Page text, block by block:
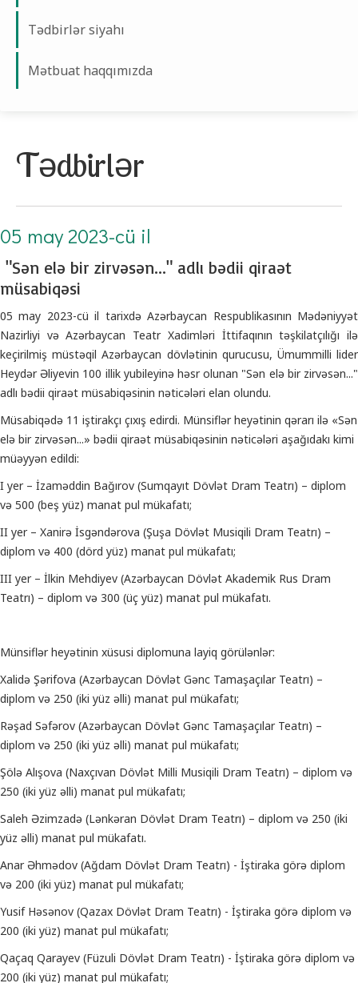
Tədbirlər siyahı
Mətbuat haqqımızda
Tədbirlər
05 may 2023-cü il
"Sən elə bir zirvəsən..." adlı bədii qiraət
müsabiqəsi
05 may 2023-cü il tarixdə Azərbaycan Respublikasının Mədəniyyət
Nazirliyi və Azərbaycan Teatr Xadimləri İttifaqının təşkilatçılığı ilə
keçirilmiş müstəqil Azərbaycan dövlətinin qurucusu, Ümummilli lider
Heydər Əliyevin 100 illik yubileyinə həsr olunan "Sən elə bir zirvəsən..."
adlı bədii qiraət müsabiqəsinin nəticələri elan olundu.
Müsabiqədə 11 iştirakçı çıxış edirdi. Münsiflər heyətinin qərarı ilə «Sən
elə bir zirvəsən...» bədii qiraət müsabiqəsinin nəticələri aşağıdakı kimi
müəyyən edildi:
I yer – İzaməddin Bağırov (Sumqayıt Dövlət Dram Teatrı) – diplom
və 500 (beş yüz) manat pul mükafatı;
II yer – Xanirə İsgəndərova (Şuşa Dövlət Musiqili Dram Teatrı) –
diplom və 400 (dörd yüz) manat pul mükafatı;
III yer – İlkin Mehdiyev (Azərbaycan Dövlət Akademik Rus Dram
Teatrı) – diplom və 300 (üç yüz) manat pul mükafatı.
Münsiflər heyətinin xüsusi diplomuna layiq görülənlər:
Xalidə Şərifova (Azərbaycan Dövlət Gənc Tamaşaçılar Teatrı) –
diplom və 250 (iki yüz əlli) manat pul mükafatı;
Rəşad Səfərov (Azərbaycan Dövlət Gənc Tamaşaçılar Teatrı) –
diplom və 250 (iki yüz əlli) manat pul mükafatı;
Şölə Alışova (Naxçıvan Dövlət Milli Musiqili Dram Teatrı) – diplom və
250 (iki yüz əlli) manat pul mükafatı;
Saleh Əzimzadə (Lənkəran Dövlət Dram Teatrı) – diplom və 250 (iki
yüz əlli) manat pul mükafatı.
Anar Əhmədov (Ağdam Dövlət Dram Teatrı) - İştiraka görə diplom
və 200 (iki yüz) manat pul mükafatı;
Yusif Həsənov (Qazax Dövlət Dram Teatrı) - İştiraka görə diplom və
200 (iki yüz) manat pul mükafatı;
Qaçaq Qarayev (Füzuli Dövlət Dram Teatrı) - İştiraka görə diplom və
200 (iki yüz) manat pul mükafatı;